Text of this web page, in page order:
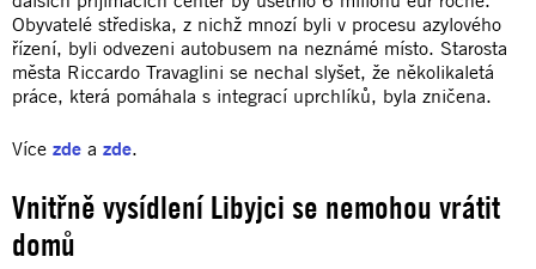
Obyvatelé střediska, z nichž mnozí byli v procesu azylového
řízení, byli odvezeni autobusem na neznámé místo. Starosta
města Riccardo Travaglini se nechal slyšet, že několikaletá
práce, která pomáhala s integrací uprchlíků, byla zničena.
Více zde a zde.
Vnitřně vysídlení Libyjci se nemohou vrátit
domů